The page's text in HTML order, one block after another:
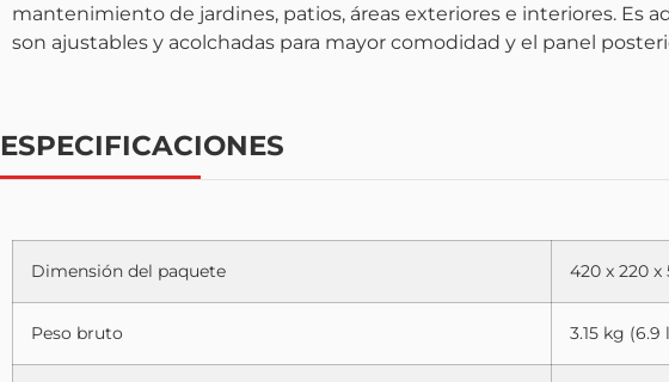
mantenimiento de jardines, patios, áreas exteriores e interiores. Es
son ajustables y acolchadas para mayor comodidad y el panel
ESPECIFICACIONES
Dimensión del paquete 420 x 220 x
Peso bruto 3.15 kg (6.9